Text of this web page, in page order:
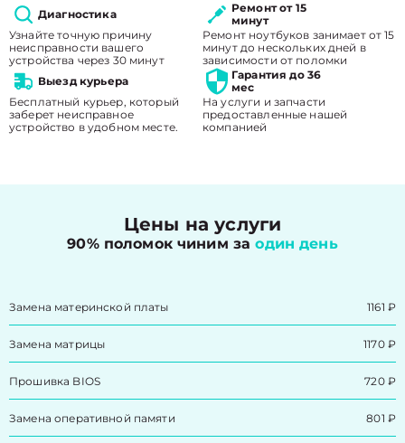
Диагностика
Узнайте точную причину
неисправности вашего
устройства через 30 минут
Ремонт от 15
минут
Ремонт ноутбуков занимает от 15
минут до нескольких дней в
зависимости от поломки
Выезд курьера
Бесплатный курьер, который
заберет неисправное
устройство в удобном месте.
Гарантия до 36
мес
На услуги и запчасти
предоставленные нашей
компанией
Цены на услуги
90% поломок чиним заодин день
Замена материнской платы 1161 ₽
Замена матрицы 1170 ₽
Прошивка BIOS 720 ₽
Замена оперативной памяти 801 ₽